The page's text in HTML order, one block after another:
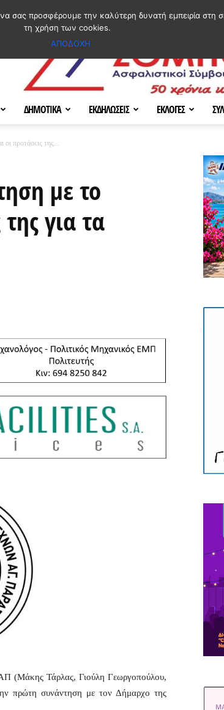
ΔΗΜΟΤΙΚΑ ΕΚΔΗΛΩΣΕΙΣ ΕΚΛΟΓΕΣ
προτάσεις της...
με το
για τα
(Μάκης Τάρλας, Γιούλη Γεωργοπούλου,
πρώτη συνάντηση με τον Δήμαρχο της
σας προσφέρουμε την καλύτερη δυνατή εμπειρία στη
τη χρήση των cookies.
ΑΠΟΔΟΧΗ